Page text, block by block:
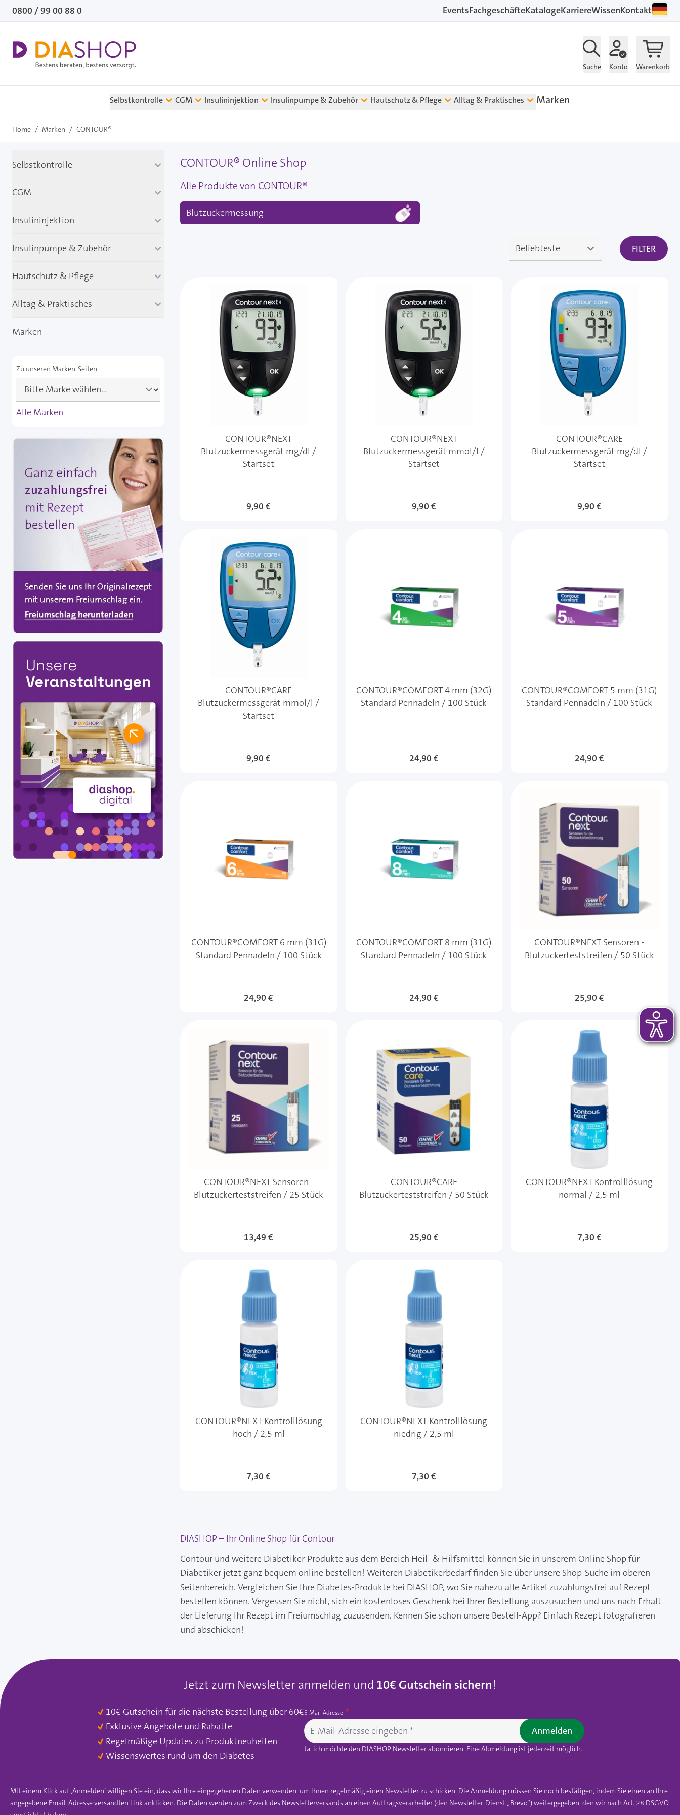
Direkt zum Inhalt
0800 / 99 00 88 0 EventsFachgeschäfteKatalogeKarriereWissenKontakt
Suche Konto Warenkorb
Selbstkontrolle CGM Insulininjektion Insulinpumpe & Zubehör Hautschutz & Pflege Alltag & Praktisches Marken
Home / Marken / CONTOUR®
CONTOUR® Online Shop
Alle Produkte von CONTOUR®
Blutzuckermessung
FILTER
CONTOUR®NEXT
Blutzuckermessgerät mg/dl /
Startset
9,90 €
CONTOUR®NEXT
Blutzuckermessgerät mmol/l /
Startset
9,90 €
CONTOUR®CARE
Blutzuckermessgerät mg/dl /
Startset
9,90 €
CONTOUR®CARE
Blutzuckermessgerät mmol/l /
Startset
9,90 €
CONTOUR®COMFORT 4 mm (32G)
Standard Pennadeln / 100 Stück
24,90 €
CONTOUR®COMFORT 5 mm (31G)
Standard Pennadeln / 100 Stück
24,90 €
CONTOUR®COMFORT 6 mm (31G)
Standard Pennadeln / 100 Stück
24,90 €
CONTOUR®COMFORT 8 mm (31G)
Standard Pennadeln / 100 Stück
24,90 €
CONTOUR®NEXT Sensoren -
Blutzuckerteststreifen / 50 Stück
25,90 €
CONTOUR®NEXT Sensoren -
Blutzuckerteststreifen / 25 Stück
13,49 €
CONTOUR®CARE
Blutzuckerteststreifen / 50 Stück
25,90 €
CONTOUR®NEXT Kontrolllösung
normal / 2,5 ml
7,30 €
CONTOUR®NEXT Kontrolllösung
hoch / 2,5 ml
7,30 €
CONTOUR®NEXT Kontrolllösung
niedrig / 2,5 ml
7,30 €
DIASHOP – Ihr Online Shop für Contour
Contour und weitere Diabetiker-Produkte aus dem Bereich Heil- & Hilfsmittel können Sie in unserem Online Shop für
Diabetiker jetzt ganz bequem online bestellen! Weiteren Diabetikerbedarf finden Sie über unsere Shop-Suche im oberen
Seitenbereich. Vergleichen Sie Ihre Diabetes-Produkte bei DIASHOP, wo Sie nahezu alle Artikel zuzahlungsfrei auf Rezept
bestellen können. Vergessen Sie nicht, sich ein kostenloses Geschenk bei Ihrer Bestellung auszusuchen und uns nach Erhalt
der Lieferung Ihr Rezept im Freiumschlag zuzusenden. Kennen Sie schon unsere Bestell-App? Einfach Rezept fotografieren
und abschicken!
Selbstkontrolle
CGM
Insulininjektion
Insulinpumpe & Zubehör
Hautschutz & Pflege
Alltag & Praktisches
Marken
Zu unseren Marken-Seiten
Alle Marken
Jetzt zum Newsletter anmelden und 10€ Gutschein sichern!
10€ Gutschein für die nächste Bestellung über 60€
Exklusive Angebote und Rabatte
Regelmäßige Updates zu Produktneuheiten
Wissenswertes rund um den Diabetes
E-Mail-Adresse
Ja, ich möchte den DIASHOP Newsletter abonnieren. Eine Abmeldung ist jederzeit möglich.
Anmelden
Mit einem Klick auf ‚Anmelden‘ willigen Sie ein, dass wir Ihre eingegebenen Daten verwenden, um Ihnen regelmäßig einen Newsletter zu schicken. Die Anmeldung müssen Sie noch bestätigen, indem Sie einen an Ihre
angegebene Email-Adresse versandten Link anklicken. Die Daten werden zum Zweck des Newsletterversands an einen Auftragsverarbeiter (den Newsletter-Dienst „Brevo“) weitergegeben, den wir nach Art. 28 DSGVO